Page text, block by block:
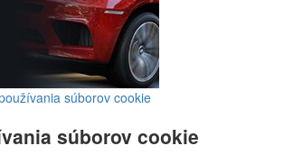
súborov cookie
súborov cookie